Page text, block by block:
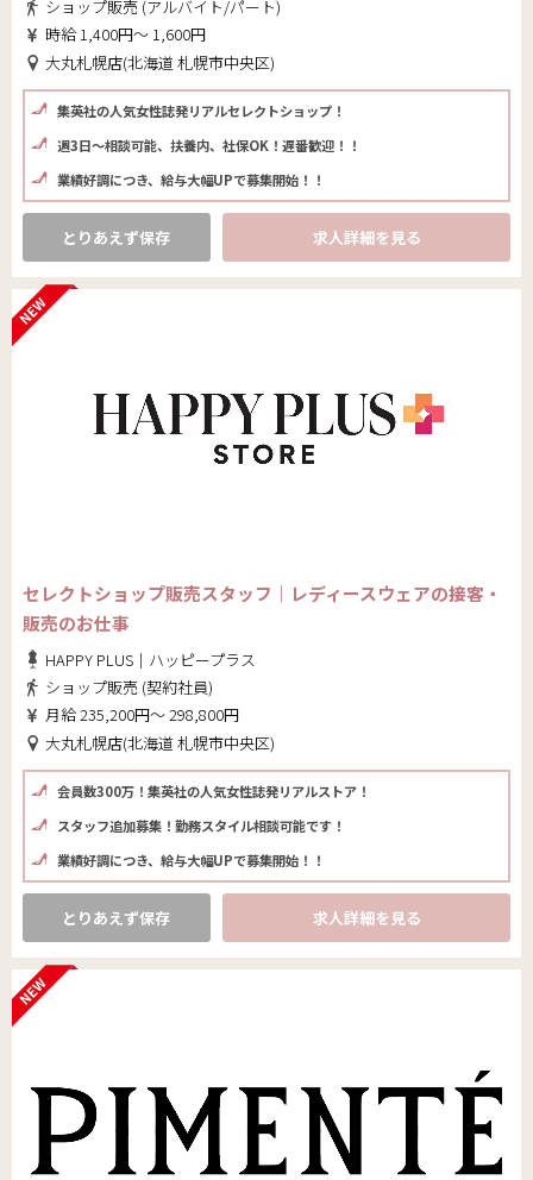
ショップ販売 (アルバイト/パート)
時給 1,400円～ 1,600円
大丸札幌店(北海道 札幌市中央区)
集英社の人気女性誌発リアルセレクトショップ！
週3日～相談可能、扶養内、社保OK！遅番歓迎！！
業績好調につき、給与大幅UPで募集開始！！
とりあえず保存 求人詳細を見る
セレクトショップ販売スタッフ｜レディースウェアの接客・
販売のお仕事
HAPPY PLUS｜ハッピープラス
ショップ販売 (契約社員)
月給 235,200円～ 298,800円
大丸札幌店(北海道 札幌市中央区)
会員数300万！集英社の人気女性誌発リアルストア！
スタッフ追加募集！勤務スタイル相談可能です！
業績好調につき、給与大幅UPで募集開始！！
とりあえず保存 求人詳細を見る